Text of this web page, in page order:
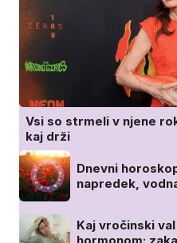
Vsi so strmeli v njene
kaj drži
Dnevni
napredek,
Kaj vročinski